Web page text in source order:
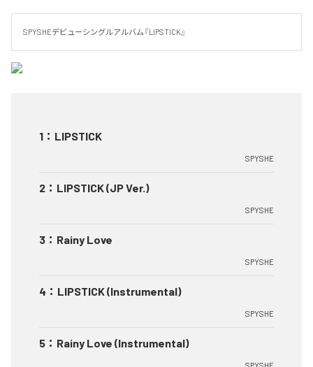
SPYSHEデビューシングルアルバム『LIPSTICK』
1 ： LIPSTICK
SPYSHE
2 ： LIPSTICK (JP Ver.)
SPYSHE
3 ： Rainy Love
SPYSHE
4 ： LIPSTICK (Instrumental)
SPYSHE
5 ： Rainy Love (Instrumental)